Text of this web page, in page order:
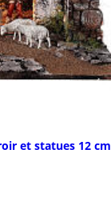
et statues 12 cm